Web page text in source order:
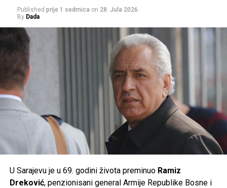
Građanima se savjetuje da izbjegavaju duži boravak na
suncu u najtoplijem dijelu dana, unose dovoljno tečnosti i
prate preporuke nadležnih službi, jer će naredni dani
donijeti ekstremne ljetne vrućine kakve se rijetko bilježe.
Share
Share
Published prije 1 sedmica on 28. Jula 2026.
By Dada
U Sarajevu je u 69. godini života preminuo Ramiz
Dreković, penzionisani general Armije Republike Bosne i